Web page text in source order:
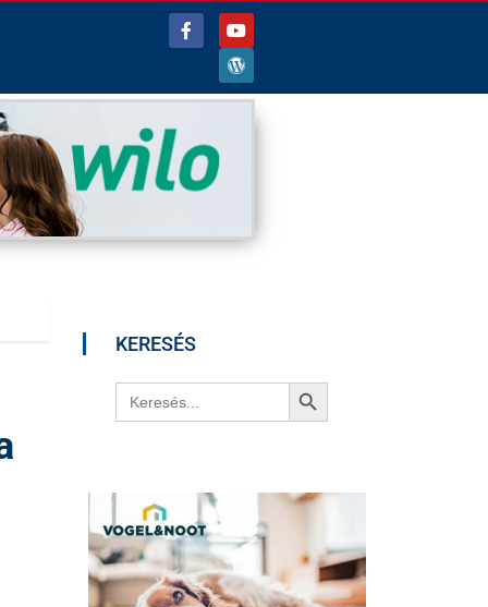
KERESÉS
Search
for:
Search Button